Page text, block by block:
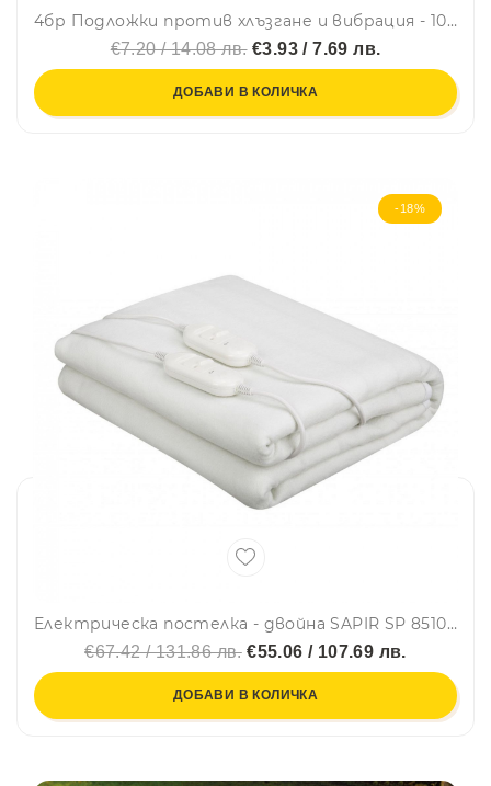
4бр Подложки против хлъзгане и вибрация - 10 х 10 х 1.5 см
€7.20 / 14.08 лв.€3.93 / 7.69 лв.
ДОБАВИ В КОЛИЧКА
-18%
Електрическа постелка - двойна SAPIR SP 8510 AD, 60W, 160x140 см, Защита против прегряване, Полиестер
€67.42 / 131.86 лв.€55.06 / 107.69 лв.
ДОБАВИ В КОЛИЧКА